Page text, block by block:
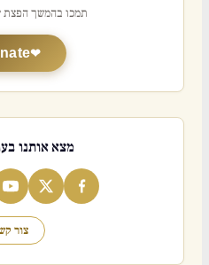
תמכו בהמשך הפצת
מצא אותנו
צור